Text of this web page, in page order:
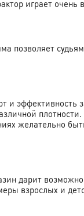
играет очень
позволяет судьям
и эффективность
желательно
дарит
взрослых и